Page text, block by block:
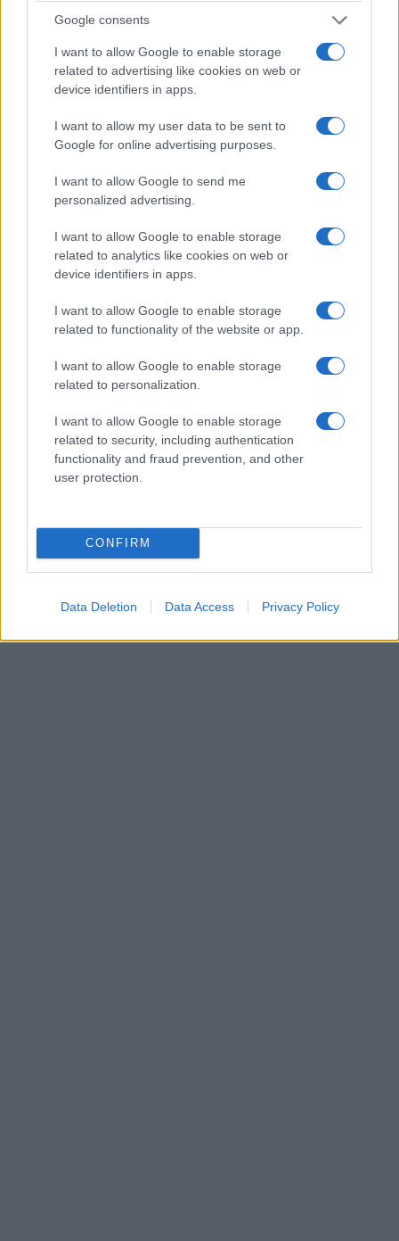
Google consents
I want to allow Google to enable storage
related to advertising like cookies on web or
device identifiers in apps.
I want to allow my user data to be sent to
Google for online advertising purposes.
I want to allow Google to send me
personalized advertising.
I want to allow Google to enable storage
related to analytics like cookies on web or
device identifiers in apps.
I want to allow Google to enable storage
related to functionality of the website or app.
I want to allow Google to enable storage
related to personalization.
I want to allow Google to enable storage
related to security, including authentication
functionality and fraud prevention, and other
user protection.
CONFIRM
Data Deletion Data Access Privacy Policy